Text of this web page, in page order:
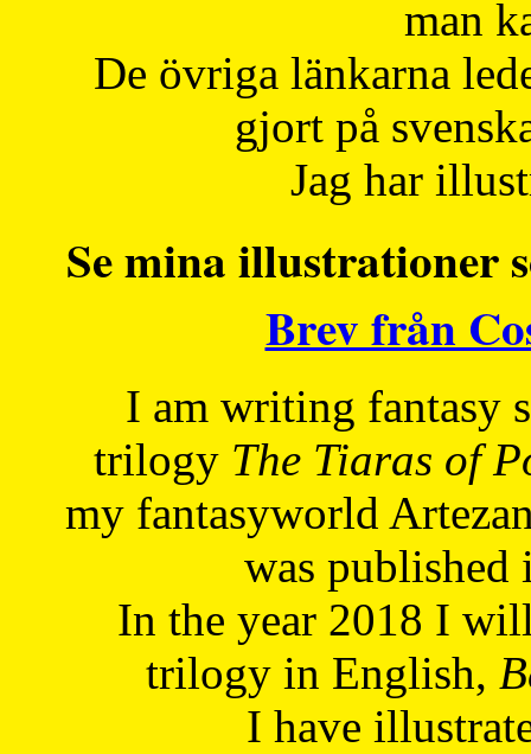
man
De övriga länkarna
gjort på
Jag har
Se mina illustrationer
Brev från
I am writing fantasy
trilogy The Tiaras of
my fantasyworld
was published
In the year 2018 I
trilogy in English,
I have